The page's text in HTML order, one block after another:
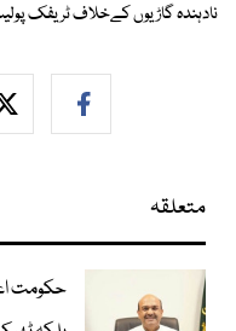
نادہندہ گاڑیوں کےخلاف ٹریفک
متعلقہ
حکومت